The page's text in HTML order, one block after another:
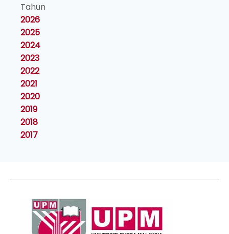
Tahun
2026
2025
2024
2023
2022
2021
2020
2019
2018
2017